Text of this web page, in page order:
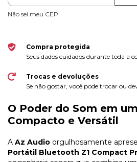
Não sei meu CEP
Compra protegida
Seus dados cuidados durante toda a
Trocas e devoluções
Se não gostar, você pode trocar ou
O Poder do Som em
Compacto e Versátil
A Az Audio orgulhosamente
Portátil Bluetooth Z1 Compact